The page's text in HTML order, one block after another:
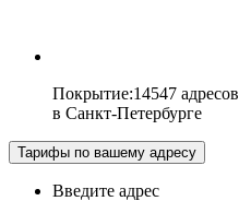
Покрытие:14547 адресов
в Санкт-Петербурге
Тарифы по вашему адресу
Введите адрес